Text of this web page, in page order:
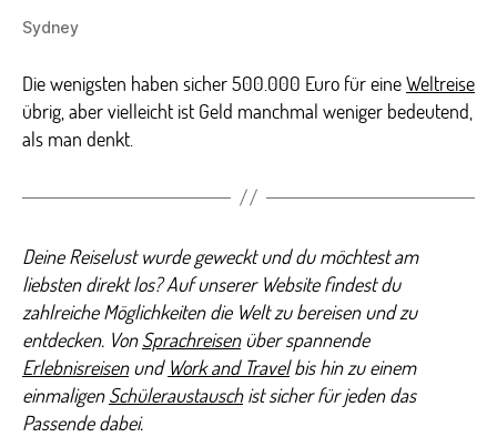
Sydney
Die wenigsten haben sicher 500.000 Euro für eineWeltreise
übrig, aber vielleicht ist Geld manchmal weniger bedeutend,
als man denkt.
Deine Reiselust wurde geweckt und du möchtest am
liebsten direkt los? Auf unserer Website findest du
zahlreiche Möglichkeiten die Welt zu bereisen und zu
entdecken. VonSprachreisenüber spannende
Erlebnisreisenund Work and Travelbis hin zu einem
einmaligenSchüleraustauschist sicher für jeden das
Passende dabei.